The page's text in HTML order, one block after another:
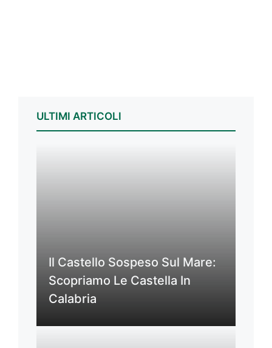
ULTIMI ARTICOLI
Il Castello Sospeso Sul Mare:
Scopriamo Le Castella In
Calabria